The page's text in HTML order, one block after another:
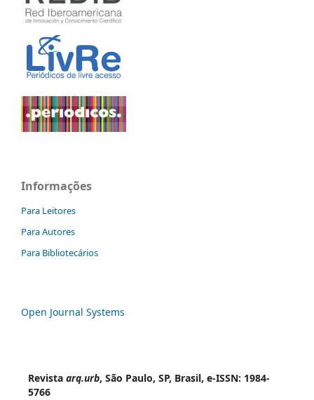
Informações
Para Leitores
Para Autores
Para Bibliotecários
Open Journal Systems
Revista arq.urb, São Paulo, SP, Brasil, e-ISSN: 1984-
5766